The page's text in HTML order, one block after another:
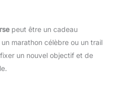
peut être un cadeau
marathon célèbre ou un trail
un nouvel objectif et de